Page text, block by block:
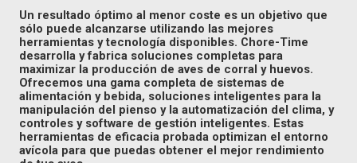
Un resultado óptimo al menor coste es un objetivo que
sólo puede alcanzarse utilizando las mejores
herramientas y tecnología disponibles. Chore-Time
desarrolla y fabrica soluciones completas para
maximizar la producción de aves de corral y huevos.
Ofrecemos una gama completa de sistemas de
alimentación y bebida, soluciones inteligentes para la
manipulación del pienso y la automatización del clima, y
controles y software de gestión inteligentes. Estas
herramientas de eficacia probada optimizan el entorno
avícola para que puedas obtener el mejor rendimiento